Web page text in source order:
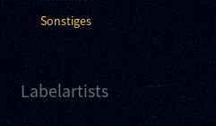
Sonstiges
Labelartists